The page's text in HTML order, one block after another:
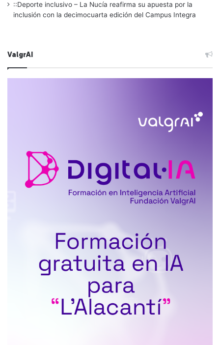
::Deporte inclusivo – La Nucía reafirma su apuesta por la
inclusión con la decimocuarta edición del Campus Integra
ValgrAI